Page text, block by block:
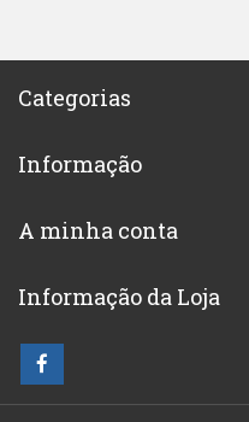
Categorias
Informação
A minha conta
Informação da Loja